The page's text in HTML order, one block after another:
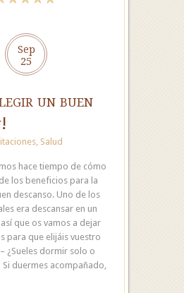
Sep
25
un buen
, Salud
hace tiempo de cómo
los beneficios para la
descanso. Uno de los
era descansar en un
que os vamos a dejar
para que elijáis vuestro
¿Sueles dormir solo o
Si duermes acompañado,